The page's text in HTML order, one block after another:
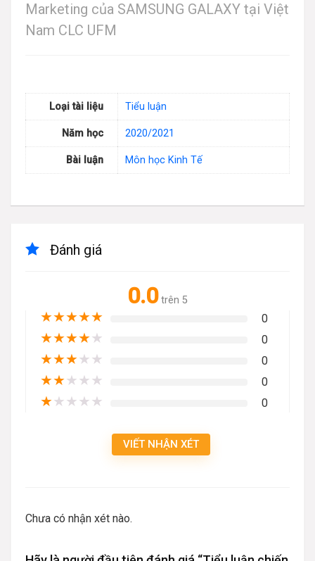
Marketing của SAMSUNG GALAXY tại Việt
Nam CLC UFM
Loại tài liệu Tiểu luận
Năm học 2020/2021
Bài luận Môn học Kinh Tế
Đánh giá
0.0 trên 5
★★★★★ 0
★★★★★ 0
★★★★★ 0
★★★★★ 0
★★★★★ 0
VIẾT NHẬN XÉT
Chưa có nhận xét nào.